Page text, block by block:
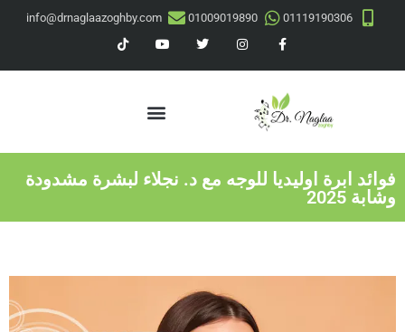
01119190306
01009019890
info@drnaglaazoghby.com
فوائد ابرة اوليديا للوجه مع د. نجلاء لبشرة مشدودة
وشابة 2025